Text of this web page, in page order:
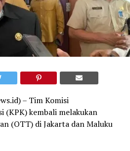
– Tim Komisi
(KPK) kembali melakukan
(OTT) di Jakarta dan Maluku